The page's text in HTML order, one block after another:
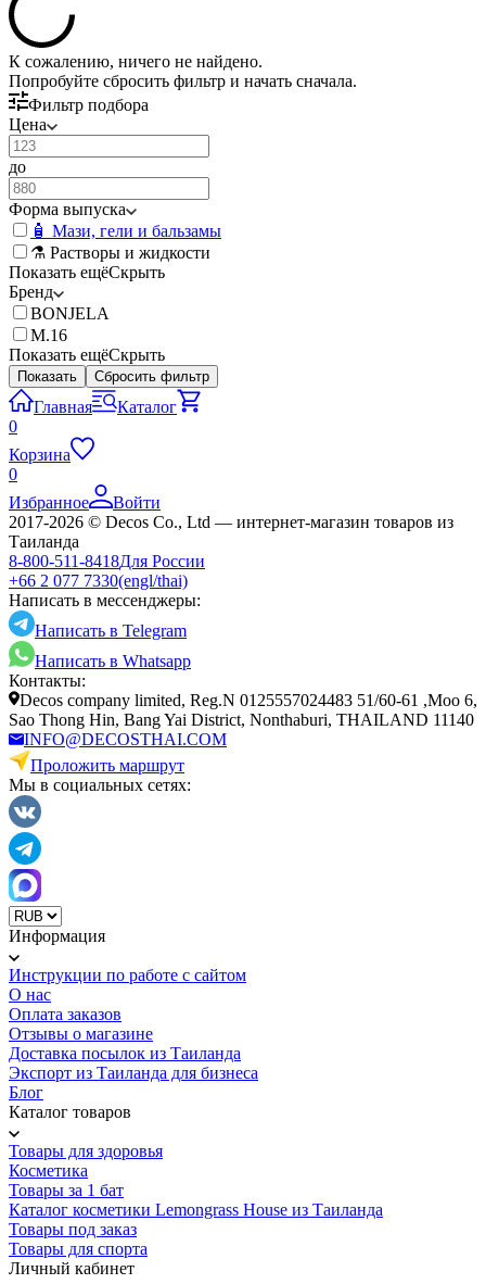
К сожалению, ничего не найдено.
Попробуйте сбросить фильтр и начать сначала.
Фильтр подбора
Цена
до
Форма выпуска
🧴 Мази, гели и бальзамы
⚗️ Растворы и жидкости
Показать ещёСкрыть
Бренд
BONJELA
M.16
Показать ещёСкрыть
Показать Сбросить фильтр
Главная
Каталог
0
Корзина
0
Избранное
Войти
2017-2026 © Decos Co., Ltd — интернет-магазин товаров из
Таиланда
8-800-511-8418Для России
+66 2 077 7330(engl/thai)
Написать в мессенджеры:
Написать в Telegram
Написать в Whatsapp
Контакты:
Decos company limited, Reg.N 0125557024483 51/60-61 ,Moo 6,
Sao Thong Hin, Bang Yai District, Nonthaburi, THAILAND 11140
INFO@DECOSTHAI.COM
Проложить маршрут
Мы в социальных сетях:
Информация
Инструкции по работе с сайтом
О нас
Оплата заказов
Отзывы о магазине
Доставка посылок из Таиланда
Экспорт из Таиланда для бизнеса
Блог
Каталог товаров
Товары для здоровья
Косметика
Товары за 1 бат
Каталог косметики Lemongrass House из Таиланда
Товары под заказ
Товары для спорта
Личный кабинет